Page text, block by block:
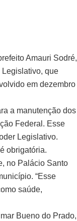
Amauri Sodré,
Legislativo, que
em dezembro
a manutenção dos
Federal. Esse
Legislativo.
obrigatória.
no Palácio Santo
“Esse
saúde,
Bueno do Prado,